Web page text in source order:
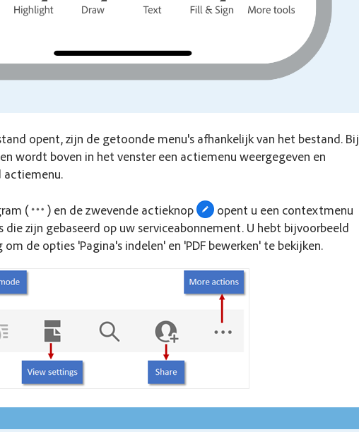
opent, zijn de getoonde menu's afhankelijk van het bestand. Bij
wordt boven in het venster een actiemenu weergegeven en
actiemenu.
( ) en de zwevende actieknop
opent u een contextmenu
zijn gebaseerd op uw serviceabonnement. U hebt bijvoorbeeld
de opties 'Pagina's indelen' en 'PDF bewerken' te bekijken.